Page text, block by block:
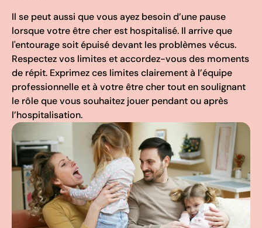
Il se peut aussi que vous ayez besoin d’une pause
lorsque votre être cher est hospitalisé. Il arrive que
l'entourage soit épuisé devant les problèmes vécus.
Respectez vos limites et accordez-vous des moments
de répit. Exprimez ces limites clairement à l’équipe
professionnelle et à votre être cher tout en soulignant
le rôle que vous souhaitez jouer pendant ou après
l’hospitalisation.